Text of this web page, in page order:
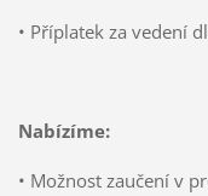
• Příplatek za vedení
Nabízíme:
• Možnost zaučení v